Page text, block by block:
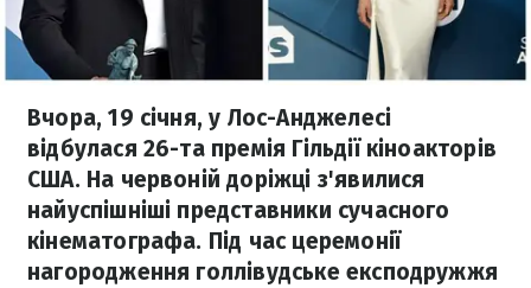
Вчора, 19 січня, у Лос-Анджелесі
відбулася 26-та премія Гільдії кіноакторів
США. На червоній доріжці з'явилися
найуспішніші представники сучасного
кінематографа. Під час церемонії
нагородження голлівудське експодружжя